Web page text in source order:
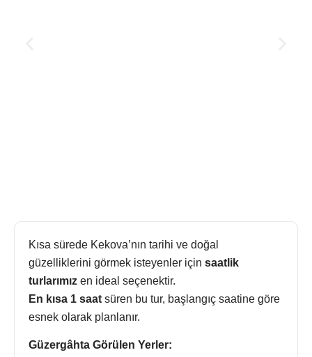
Kısa sürede Kekova’nın tarihi ve doğal
güzelliklerini görmek isteyenler için saatlik
turlarımız en ideal seçenektir.
En kısa 1 saat süren bu tur, başlangıç saatine göre
esnek olarak planlanır.
Güzergâhta Görülen Yerler: